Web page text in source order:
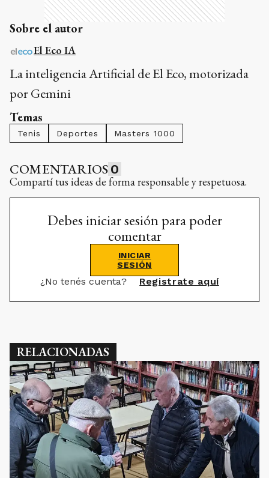
Sobre el autor
El Eco IA
La inteligencia Artificial de El Eco, motorizada
por Gemini
Temas
Tenis Deportes Masters 1000
COMENTARIOS 0
Compartí tus ideas de forma responsable y respetuosa.
Debes iniciar sesión para poder
comentar
INICIAR
SESIÓN
¿No tenés cuenta? Registrate aquí
RELACIONADAS